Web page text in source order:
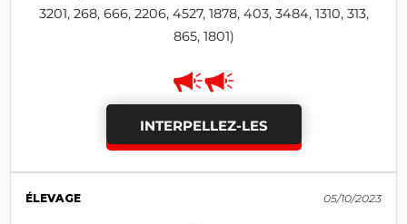
3201, 268, 666, 2206, 4527, 1878, 403, 3484, 1310, 313,
865, 1801)
INTERPELLEZ-LES
ÉLEVAGE 05/10/2023